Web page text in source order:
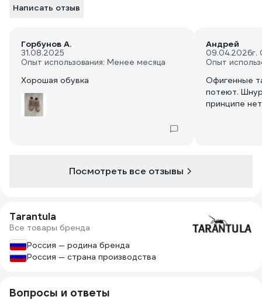
Написать отзыв
Горбунов А.
31.08.2025
Опыт использования: Менее месяца
Хорошая обувка
Андрей
09.04.2026г.
Опыт
Офигенные
потеют.
принципе
Посмотреть все отзывы
Tarantula
Все товары бренда
Россия — родина бренда
Россия — страна производства
Вопросы и ответы